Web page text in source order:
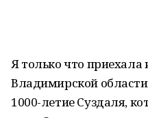
Я только что приехала
Владимирской
1000-летие Суздаля,